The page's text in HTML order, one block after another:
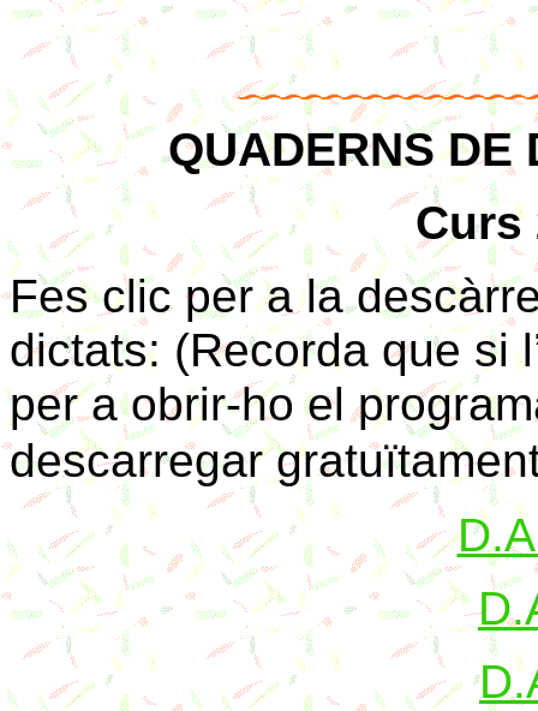
QUADERNS DE
Curs
Fes clic per a la
dictats: (Recorda que si
per a obrir-ho el
descarregar